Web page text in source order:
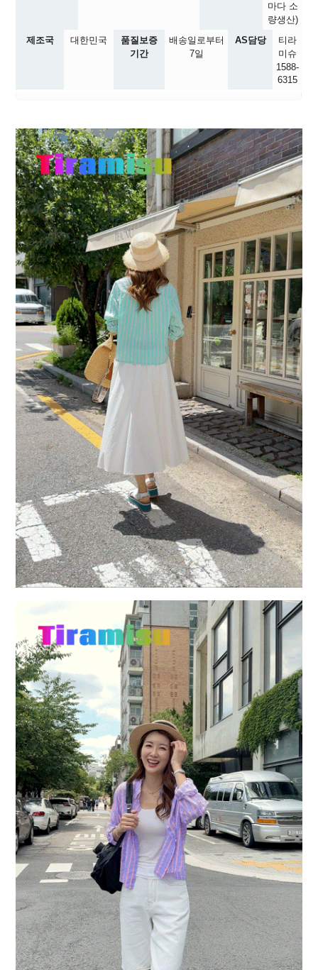
마다 소
량생산)
제조국
대한민국
품질보증
기간
배송일로부터
7일
AS담당
티라
미슈
1588-
6315